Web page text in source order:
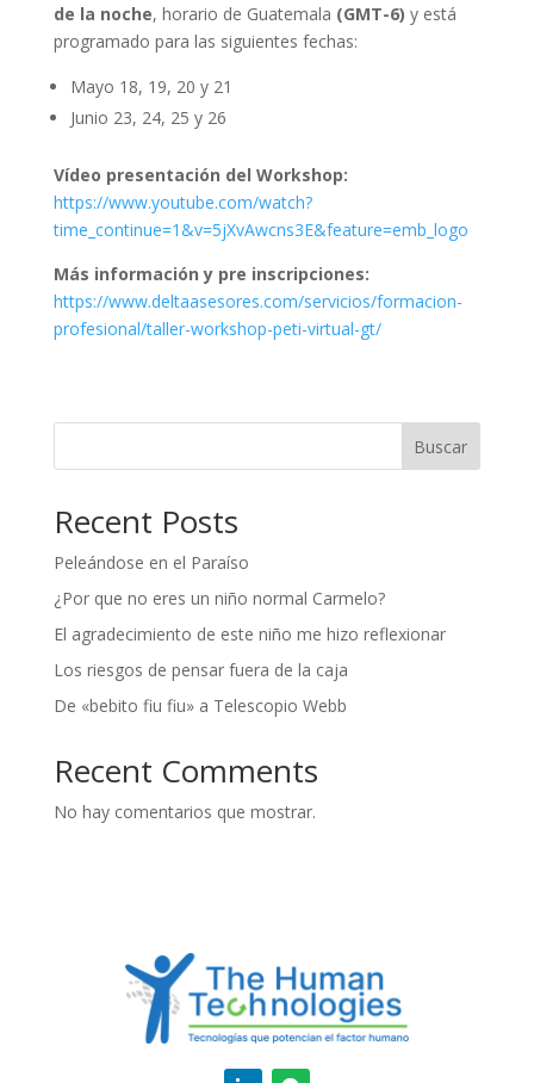
de la noche, horario de Guatemala (GMT-6) y está
programado para las siguientes fechas:
Mayo 18, 19, 20 y 21
Junio 23, 24, 25 y 26
Vídeo presentación del Workshop:
https://www.youtube.com/watch?
time_continue=1&v=5jXvAwcns3E&feature=emb_logo
Más información y pre inscripciones:
https://www.deltaasesores.com/servicios/formacion-
profesional/taller-workshop-peti-virtual-gt/
Buscar
Recent Posts
Peleándose en el Paraíso
¿Por que no eres un niño normal Carmelo?
El agradecimiento de este niño me hizo reflexionar
Los riesgos de pensar fuera de la caja
De «bebito fiu fiu» a Telescopio Webb
Recent Comments
No hay comentarios que mostrar.